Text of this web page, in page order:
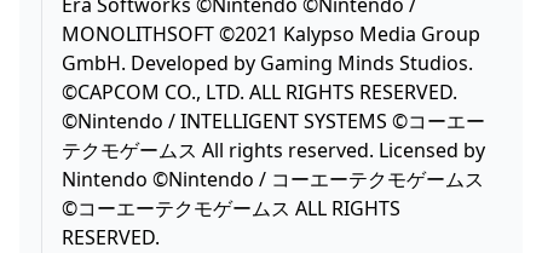
MONOLITHSOFT ©2021 Kalypso Media Group
GmbH. Developed by Gaming Minds Studios.
©CAPCOM CO., LTD. ALL RIGHTS RESERVED.
©Nintendo / INTELLIGENT SYSTEMS ©コーエー
テクモゲームス All rights reserved. Licensed by
Nintendo ©Nintendo / コーエーテクモゲームス
©コーエーテクモゲームス ALL RIGHTS
RESERVED.